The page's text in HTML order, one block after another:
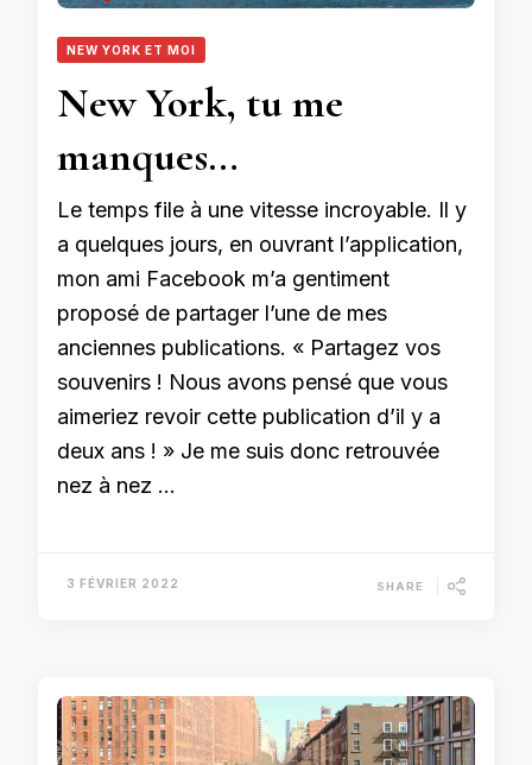
NEW YORK ET MOI
New York, tu me
manques…
Le temps file à une vitesse incroyable. Il y
a quelques jours, en ouvrant l’application,
mon ami Facebook m’a gentiment
proposé de partager l’une de mes
anciennes publications. « Partagez vos
souvenirs ! Nous avons pensé que vous
aimeriez revoir cette publication d’il y a
deux ans ! » Je me suis donc retrouvée
nez à nez …
3 FÉVRIER 2022 SHARE